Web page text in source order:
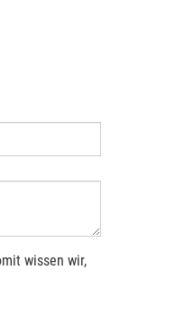
wissen wir,